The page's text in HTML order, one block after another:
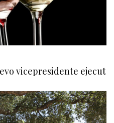
vicepresidente ejecut